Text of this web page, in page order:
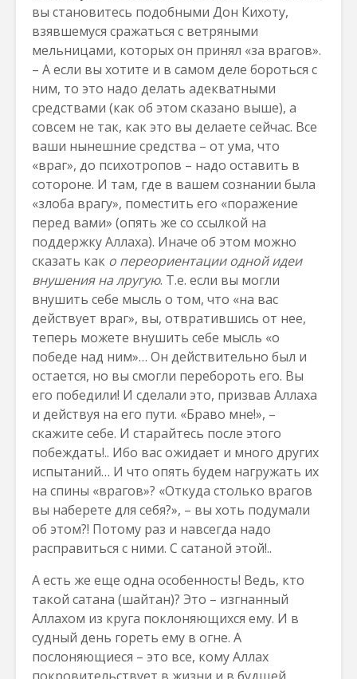
вы становитесь подобными Дон Кихоту,
взявшемуся сражаться с ветряными
мельницами, которых он принял «за врагов».
– А если вы хотите и в самом деле бороться с
ним, то это надо делать адекватными
средствами (как об этом сказано выше), а
совсем не так, как это вы делаете сейчас. Все
ваши нынешние средства – от ума, что
«враг», до психотропов – надо оставить в
сотороне. И там, где в вашем сознании была
«злоба врагу», поместить его «поражение
перед вами» (опять же со ссылкой на
поддержку Аллаха). Иначе об этом можно
сказать как о переориентации одной идеи
внушения на лругую. Т.е. если вы могли
внушить себе мысль о том, что «на вас
действует враг», вы, отвратившись от нее,
теперь можете внушить себе мысль «о
победе над ним»… Он действительно был и
остается, но вы смогли перебороть его. Вы
его победили! И сделали это, призвав Аллаха
и действуя на его пути. «Браво мне!», –
скажите себе. И старайтесь после этого
побеждать!.. Ибо вас ожидает и много других
испытаний… И что опять будем нагружать их
на спины «врагов»? «Откуда столько врагов
вы наберете для себя?», – вы хоть подумали
об этом?! Потому раз и навсегда надо
расправиться с ними. С сатаной этой!..
А есть же еще одна особенность! Ведь, кто
такой сатана (шайтан)? Это – изгнанный
Аллахом из круга поклоняющихся ему. И в
судный день гореть ему в огне. А
послоняющиеся – это все, кому Аллах